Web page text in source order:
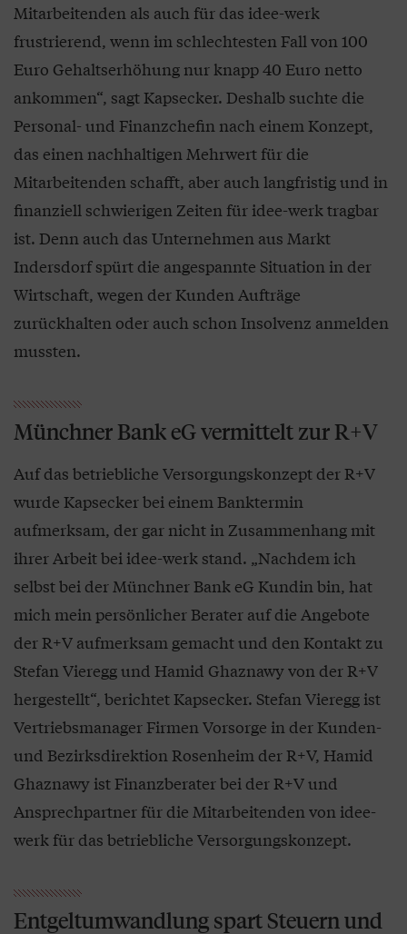
Mitarbeitenden als auch für das idee-werk
frustrierend, wenn im schlechtesten Fall von 100
Euro Gehaltserhöhung nur knapp 40 Euro netto
ankommen“, sagt Kapsecker. Deshalb suchte die
Personal- und Finanzchefin nach einem Konzept,
das einen nachhaltigen Mehrwert für die
Mitarbeitenden schafft, aber auch langfristig und in
finanziell schwierigen Zeiten für idee-werk tragbar
ist. Denn auch das Unternehmen aus Markt
Indersdorf spürt die angespannte Situation in der
Wirtschaft, wegen der Kunden Aufträge
zurückhalten oder auch schon Insolvenz anmelden
mussten.
Münchner Bank eG vermittelt zur R+V
Auf das betriebliche Versorgungskonzept der R+V
wurde Kapsecker bei einem Banktermin
aufmerksam, der gar nicht in Zusammenhang mit
ihrer Arbeit bei idee-werk stand. „Nachdem ich
selbst bei der Münchner Bank eG Kundin bin, hat
mich mein persönlicher Berater auf die Angebote
der R+V aufmerksam gemacht und den Kontakt zu
Stefan Vieregg und Hamid Ghaznawy von der R+V
hergestellt“, berichtet Kapsecker. Stefan Vieregg ist
Vertriebsmanager Firmen Vorsorge in der Kunden-
und Bezirksdirektion Rosenheim der R+V, Hamid
Ghaznawy ist Finanzberater bei der R+V und
Ansprechpartner für die Mitarbeitenden von idee-
werk für das betriebliche Versorgungskonzept.
Entgeltumwandlung spart Steuern und